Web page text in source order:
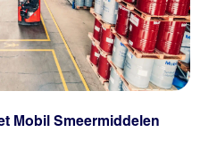
Mobil Smeermiddelen